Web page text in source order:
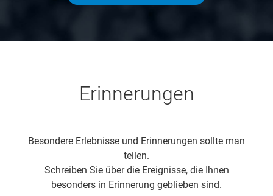
Erinnerungen
Besondere Erlebnisse und Erinnerungen sollte man
teilen.
Schreiben Sie über die Ereignisse, die Ihnen
besonders in Erinnerung geblieben sind.